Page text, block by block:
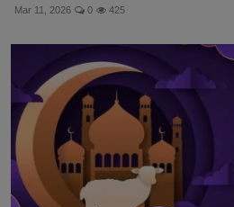
Mar 11, 2026 0 425